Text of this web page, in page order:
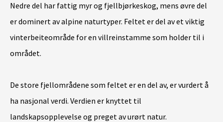
Nedre del har fattig myr og fjellbjørkeskog, mens øvre del
er dominert av alpine naturtyper. Feltet er del av et viktig
vinterbeiteområde for en villreinstamme som holder til i
området.
De store fjellområdene som feltet er en del av, er vurdert å
ha nasjonal verdi. Verdien er knyttet til
landskapsopplevelse og preget av urørt natur.